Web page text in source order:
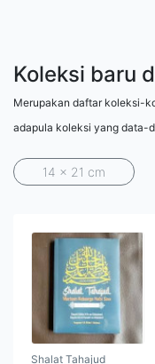
Koleksi baru
Merupakan daftar koleksi-
adapula koleksi yang data-
14 x 21 cm
Shalat Tahajud